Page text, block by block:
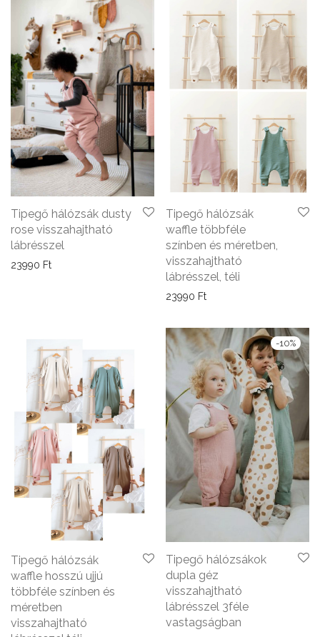
Tipegő hálózsák dusty
rose visszahajtható
lábrésszel
23990 Ft
Tipegő hálózsák
waffle többféle
színben és méretben,
visszahajtható
lábrésszel, téli
23990 Ft
Tipegő hálózsák
waffle hosszú ujjú
többféle színben és
méretben
visszahajtható
-10%
Tipegő hálózsákok
dupla géz
visszahajtható
lábrésszel 3féle
vastagságban